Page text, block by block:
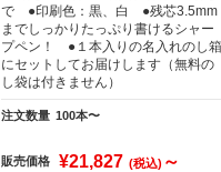
で ●印刷色：黒、白 ●残芯3.5mm
までしっかりたっぷり書けるシャー
プペン！ ●１本入りの名入れのし箱
にセットしてお届けします（無料の
し袋は付きません）
注文数量 100本〜
販売価格 ¥21,827 (税込) ～